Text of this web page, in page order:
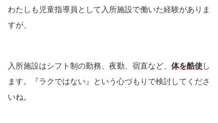
わたしも児童指導員として入所施設で働いた経験がありま
すが、
入所施設はシフト制の勤務、夜勤、宿直など、 体を酷使し
ます。『ラクではない』という心づもりで検討してくださ
いね。